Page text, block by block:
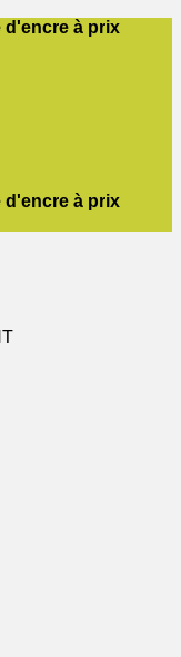
d'encre à prix
d'encre à prix